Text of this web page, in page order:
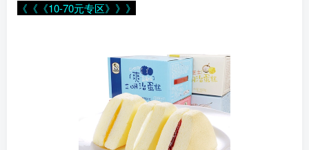
《《《10-70元专区》》》